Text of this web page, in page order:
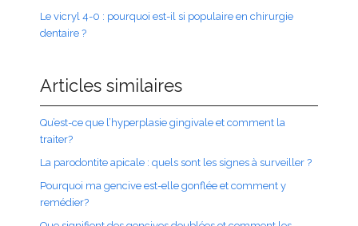
Le vicryl 4-0 : pourquoi est-il si populaire en chirurgie
dentaire ?
Articles similaires
Qu’est-ce que l’hyperplasie gingivale et comment la
traiter?
La parodontite apicale : quels sont les signes à surveiller ?
Pourquoi ma gencive est-elle gonflée et comment y
remédier?